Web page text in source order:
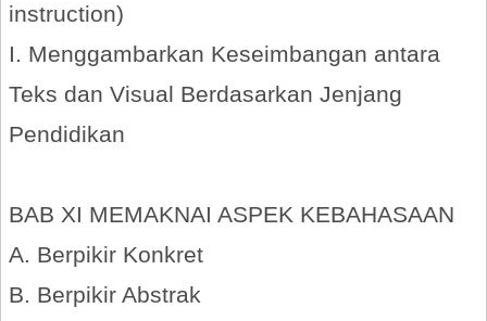
instruction)
I. Menggambarkan Keseimbangan antara
Teks dan Visual Berdasarkan Jenjang
Pendidikan
BAB XI MEMAKNAI ASPEK KEBAHASAAN
A. Berpikir Konkret
B. Berpikir Abstrak